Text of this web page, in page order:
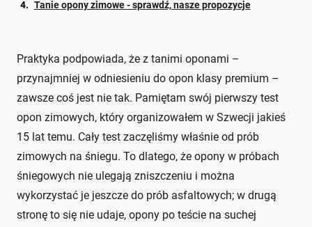
Tanie opony zimowe - sprawdź, nasze propozycje
Praktyka podpowiada, że z tanimi oponami –
przynajmniej w odniesieniu do opon klasy premium –
zawsze coś jest nie tak. Pamiętam swój pierwszy test
opon zimowych, który organizowałem w Szwecji jakieś
15 lat temu. Cały test zaczęliśmy właśnie od prób
zimowych na śniegu. To dlatego, że opony w próbach
śniegowych nie ulegają zniszczeniu i można
wykorzystać je jeszcze do prób asfaltowych; w drugą
stronę to się nie udaje, opony po teście na suchej